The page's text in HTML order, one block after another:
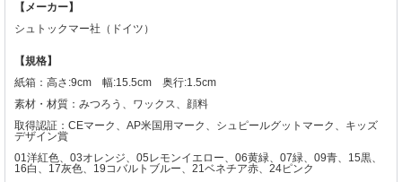
【メーカー】
シュトックマー社（ドイツ）
【規格】
紙箱：高さ:9cm 幅:15.5cm 奥行:1.5cm
素材・材質：みつろう、ワックス、顔料
取得認証：CEマーク、AP米国用マーク、シュピールグットマーク、キッズ
デザイン賞
01洋紅色、03オレンジ、05レモンイエロー、06黄緑、07緑、09青、15黒、
16白、17灰色、19コバルトブルー、21ベネチア赤、24ピンク